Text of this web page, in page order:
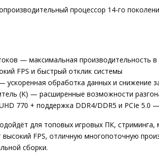
процессор 14-го
— максимальная производительность в
FPS и быстрый отклик системы
обработка данных и снижение
(K) — расширенные возможности
770 + поддержка DDR4/DDR5 и PCIe 5.0
для топовых игровых ПК,
высокий FPS, отличную многопоточную
сборки.